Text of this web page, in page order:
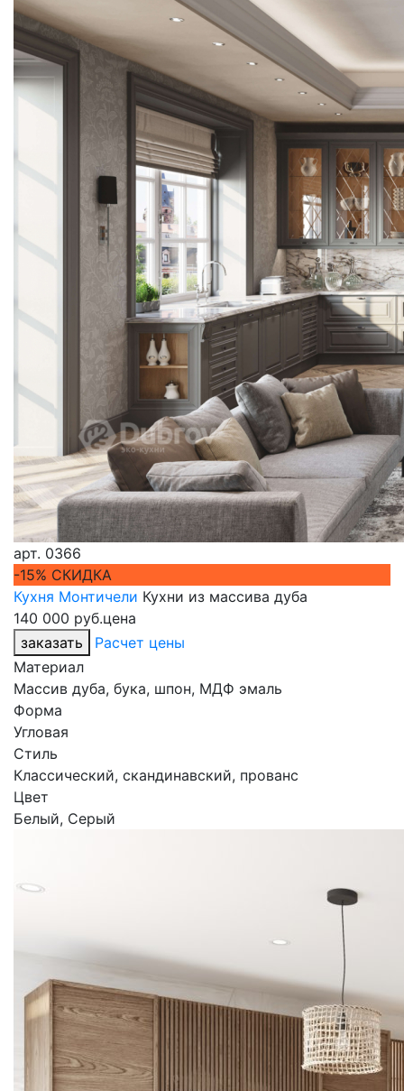
арт. 0366
-15% СКИДКА
Кухня Монтичели Кухни из массива дуба
140 000 руб.цена
заказать
Расчет цены
Материал
Массив дуба, бука, шпон, МДФ эмаль
Форма
Угловая
Стиль
Классический, скандинавский, прованс
Цвет
Белый, Серый